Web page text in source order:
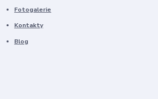
Fotogalerie
Kontakty
Blog